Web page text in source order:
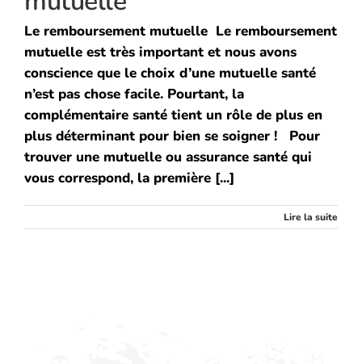
Le remboursement mutuelle Le remboursement
mutuelle est très important et nous avons
conscience que le choix d’une mutuelle santé
n’est pas chose facile. Pourtant, la
complémentaire santé tient un rôle de plus en
plus déterminant pour bien se soigner ! Pour
trouver une mutuelle ou assurance santé qui
vous correspond, la première [...]
Lire la suite